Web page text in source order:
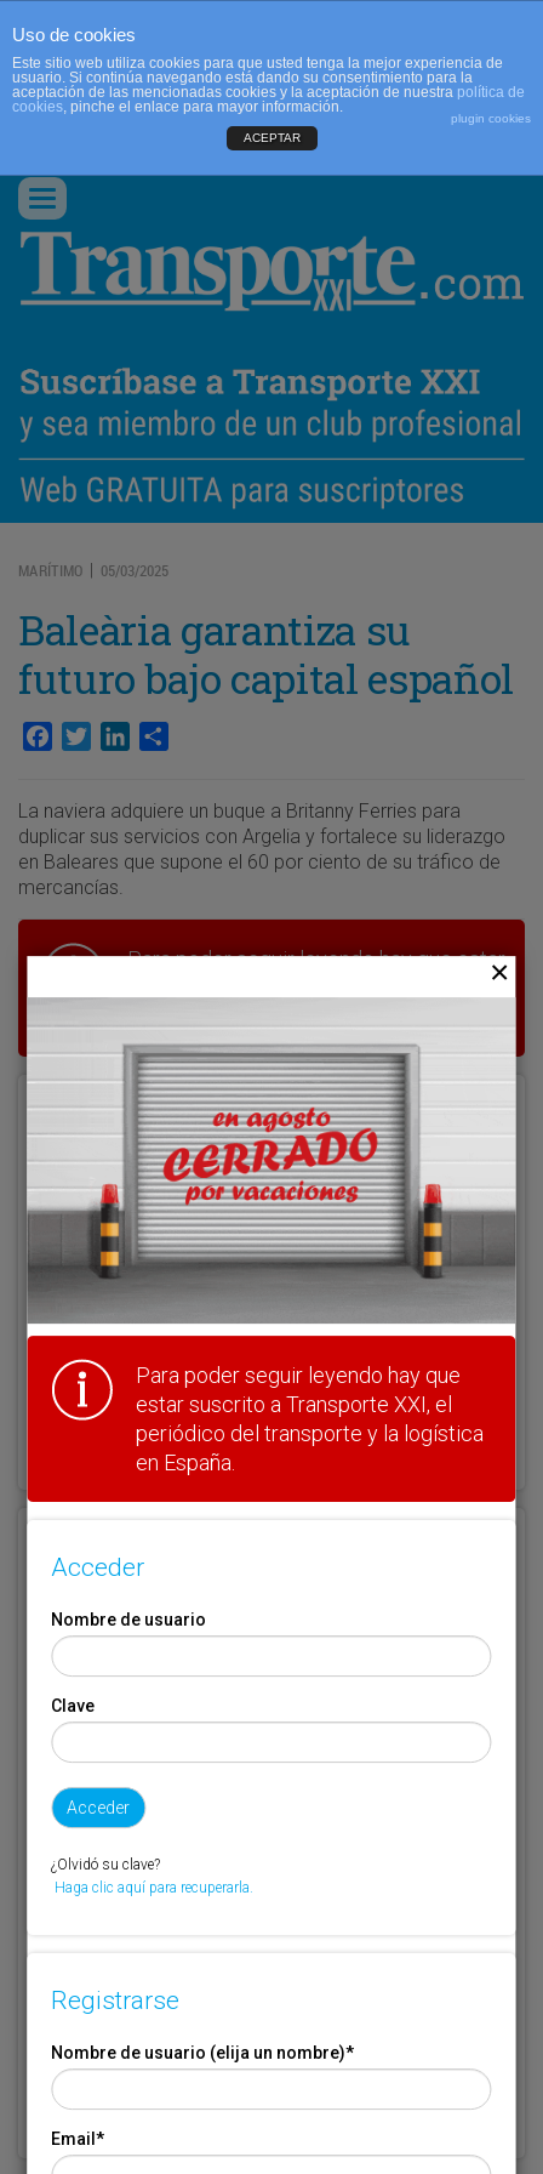
CONTACTO
Conmutar
navegación
MARÍTIMO | 05/03/2025
Baleària garantiza su
futuro bajo capital español
Facebook
TwitterLinkedIn
La naviera adquiere un buque a Britanny Ferries para
duplicar sus servicios con Argelia y fortalece su liderazgo
en Baleares que supone el 60 por ciento de su tráfico de
mercancías.
Para poder seguir leyendo hay que estar
Nombre de usuario
Clave
¿Olvidó su clave?
Haga clic aquí para recuperarla.
Registrarse
Si no recuerda o no tiene a mano su código de suscriptor llame al
teléfono 944 400 000 y se lo recordaremos.
Por favor indique que ha leído y está de acuerdo con las
Uso de cookies
Este sitio web utiliza cookies para que usted tenga la mejor experiencia de
usuario. Si continúa navegando está dando su consentimiento para la
aceptación de las mencionadas cookies y la aceptación de nuestra política de
cookies, pinche el enlace para mayor información.
plugin cookies
ACEPTAR
Para poder seguir leyendo hay que
estar suscrito a Transporte XXI, el
periódico del transporte y la logística
en España.
Acceder
Nombre de usuario
Clave
¿Olvidó su clave?
Haga clic aquí para recuperarla.
Registrarse
Nombre de usuario (elija un nombre)*
Email*